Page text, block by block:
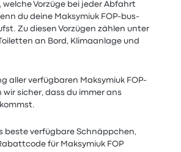
welche Vorzüge bei jeder Abfahrt
du deine Maksymiuk FOP-bus-
Zu diesen Vorzügen zählen unter
an Bord, Klimaanlage und
aller verfügbaren Maksymiuk FOP-
wir sicher, dass du immer ans
beste verfügbare Schnäppchen,
für Maksymiuk FOP